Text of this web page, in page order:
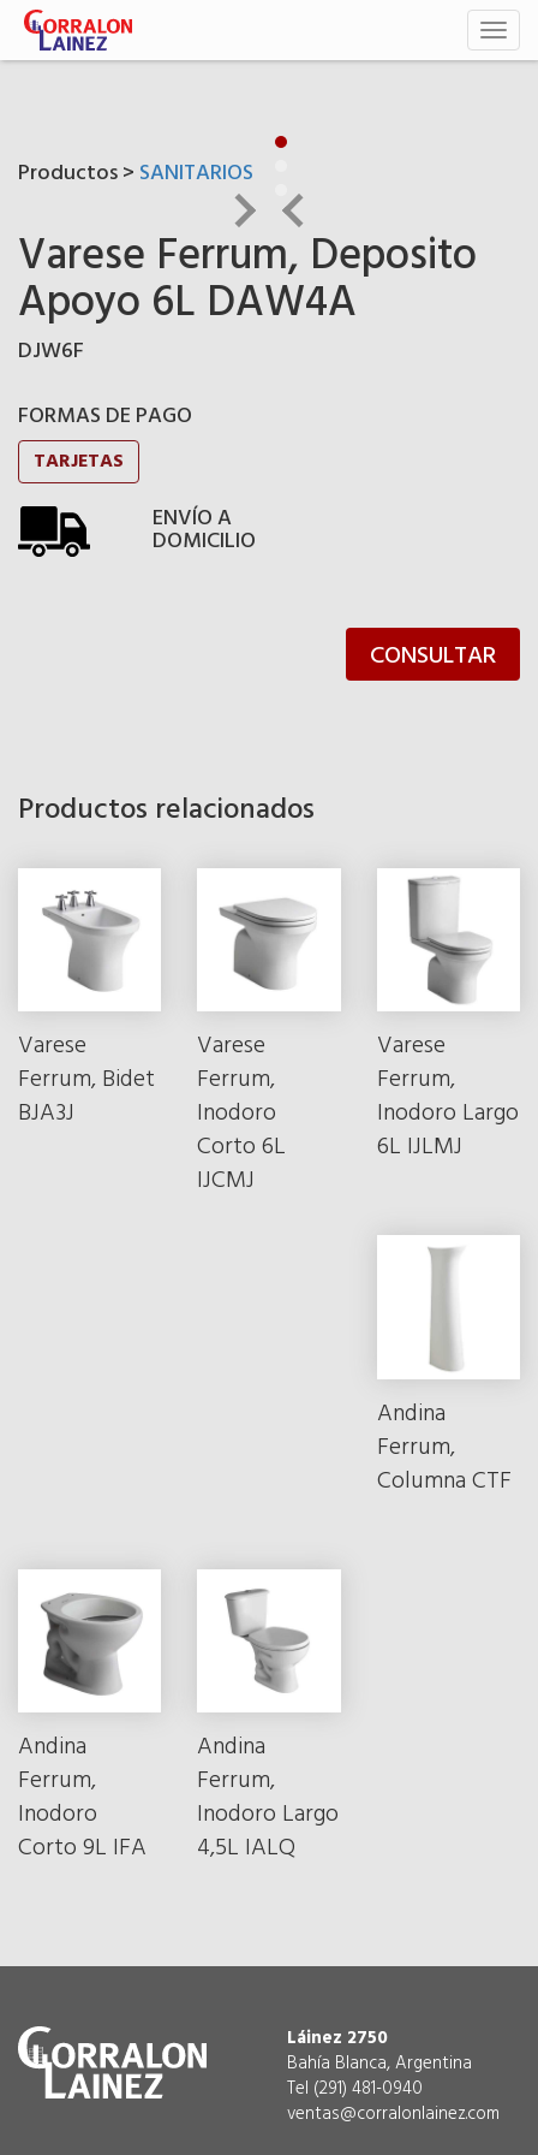
Productos > SANITARIOS
Varese Ferrum, Deposito
Apoyo 6L DAW4A
DJW6F
FORMAS DE PAGO
TARJETAS
ENVÍO A
DOMICILIO
CONSULTAR
Productos relacionados
Varese
Ferrum, Bidet
BJA3J
Varese
Ferrum,
Inodoro
Corto 6L
IJCMJ
Varese
Ferrum,
Inodoro Largo
6L IJLMJ
Andina
Ferrum,
Columna CTF
Andina
Ferrum,
Inodoro
Corto 9L IFA
Andina
Ferrum,
Inodoro Largo
4,5L IALQ
Láinez 2750
Bahía Blanca, Argentina
Tel (291) 481-0940
ventas@corralonlainez.com